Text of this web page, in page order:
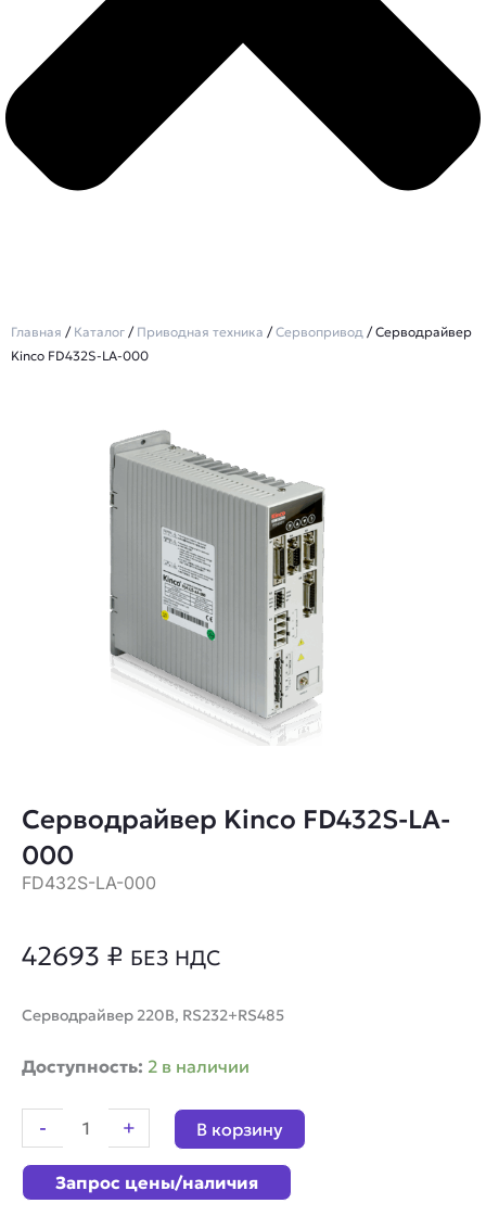
Главная / Каталог / Приводная техника /Сервопривод / Серводрайвер
Kinco FD432S-LA-000
Серводрайвер Kinco FD432S-LA-
000
FD432S-LA-000
42693 ₽ БЕЗ НДС
Серводрайвер 220В, RS232+RS485
Доступность: 2 в наличии
-
Количество
Серводрайвер
Kinco
FD432S-
+ В корзину
Запрос цены/наличия